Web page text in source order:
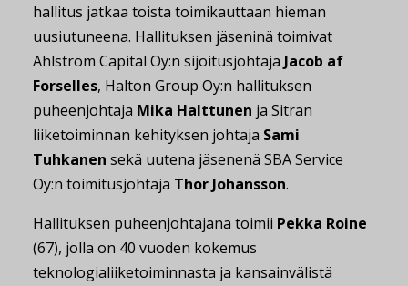
hallitus jatkaa toista toimikauttaan hieman
uusiutuneena. Hallituksen jäseninä toimivat
Ahlström Capital Oy:n sijoitusjohtaja Jacob af
Forselles, Halton Group Oy:n hallituksen
puheenjohtaja Mika Halttunen ja Sitran
liiketoiminnan kehityksen johtaja Sami
Tuhkanen sekä uutena jäsenenä SBA Service
Oy:n toimitusjohtaja Thor Johansson.
Hallituksen puheenjohtajana toimii Pekka Roine
(67), jolla on 40 vuoden kokemus
teknologialiiketoiminnasta ja kansainvälistä